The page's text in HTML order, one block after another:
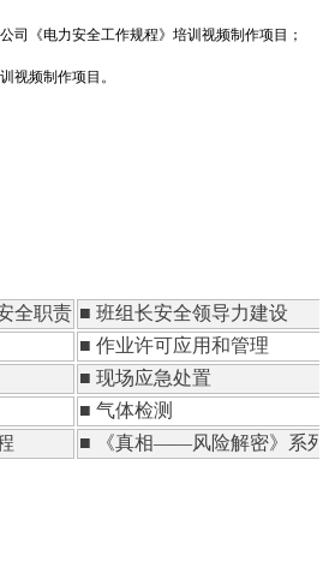
司《电力安全工作规程》培训视频制作项目；
视频制作项目 。
全职责 ■ 班组长安全领导力建设
■ 作业许可应用和管理
■ 现场应急处置
■ 气体检测
■ 《真相——风险解密》系列